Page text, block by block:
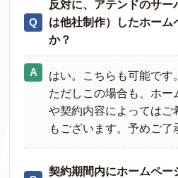
反対に、アテンドのサー
は他社制作）したホーム
か？
はい。こちらも可能です。
ただしこの場合も、ホー
や契約内容によってはご
もございます。予めご了
契約期間内にホームペー